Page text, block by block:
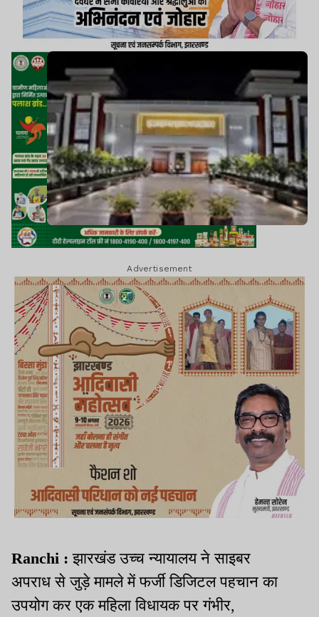
Advertisement
Ranchi : झारखंड उच्च न्यायालय ने साइबर
अपराध से जुड़े मामले में फर्जी डिजिटल पहचान का
उपयोग कर एक महिला विधायक पर गंभीर,